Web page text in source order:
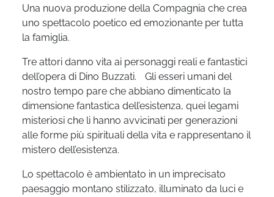
Una nuova produzione della Compagnia che crea
uno spettacolo poetico ed emozionante per tutta
la famiglia.
Tre attori danno vita ai personaggi reali e fantastici
dell’opera di Dino Buzzati. Gli esseri umani del
nostro tempo pare che abbiano dimenticato la
dimensione fantastica dell’esistenza, quei legami
misteriosi che li hanno avvicinati per generazioni
alle forme più spirituali della vita e rappresentano il
mistero dell’esistenza.
Lo spettacolo è ambientato in un imprecisato
paesaggio montano stilizzato, illuminato da luci e